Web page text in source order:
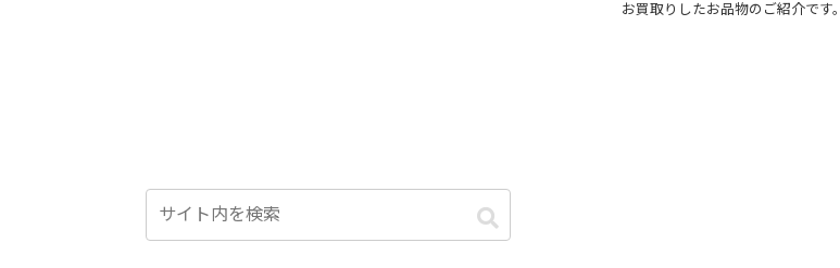
お買取りしたお品物のご紹介です。